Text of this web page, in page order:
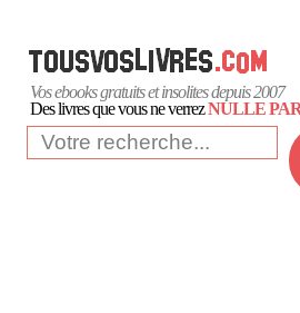
Vos ebooks gratuits et insolites depuis 2007
Des livres que vous ne verrezNULLE